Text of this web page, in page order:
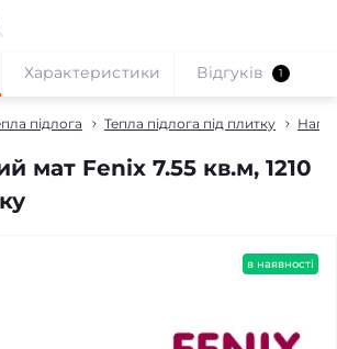
підлога Тепла підлога під плитку
мат Fenix 7.55 кв.м, 1210
Характеристики Відгуків 1
в наявності